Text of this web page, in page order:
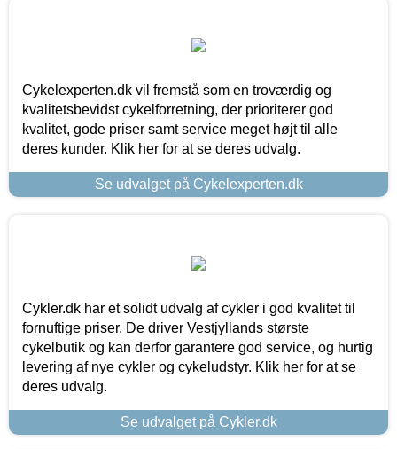
Cykelexperten.dk vil fremstå som en troværdig og
kvalitetsbevidst cykelforretning, der prioriterer god
kvalitet, gode priser samt service meget højt til alle
deres kunder. Klik her for at se deres udvalg.
Se udvalget på Cykelexperten.dk
Cykler.dk har et solidt udvalg af cykler i god kvalitet til
fornuftige priser. De driver Vestjyllands største
cykelbutik og kan derfor garantere god service, og hurtig
levering af nye cykler og cykeludstyr. Klik her for at se
deres udvalg.
Se udvalget på Cykler.dk